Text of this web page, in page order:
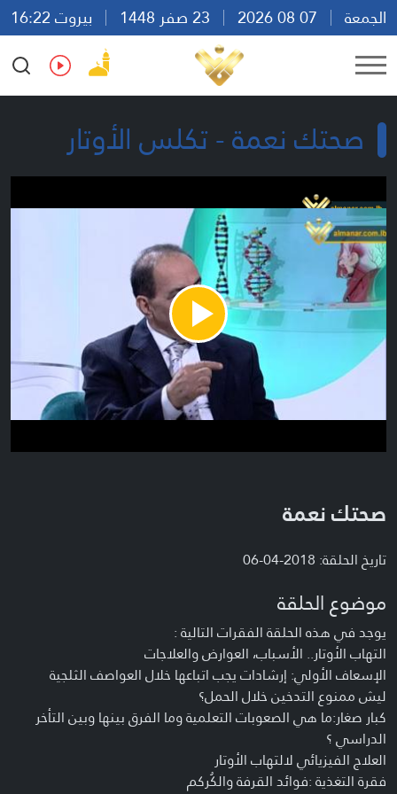
الجمعة
بيروت 16:22
Ar
En Fr Es
صحتك نعمة - تكلس الأوتار
Play
Video
صحتك نعمة
تاريخ الحلقة: 2018-04-06
موضوع الحلقة
يوجد في هذه الحلقة الفقرات التالية :
التهاب الأوتار.. الأسباب، العوارض والعلاجات
الإسعاف الأولي: إرشادات يجب اتباعها خلال العواصف الثلجية
ليش ممنوع التدخين خلال الحمل؟
كبار صغار:ما هي الصعوبات التعلمية وما الفرق بينها وبين التأخر
الدراسي ؟
العلاج الفيزيائي لالتهاب الأوتار
فقرة التغذية :فوائد القرفة والكُركم